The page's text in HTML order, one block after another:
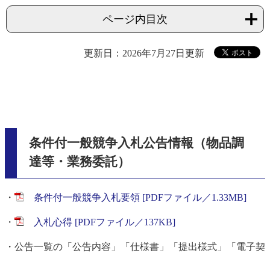
ページ内目次
更新日：2026年7月27日更新
条件付一般競争入札公告情報（物品調
達等・業務委託）
・ 条件付一般競争入札要領 [PDFファイル／1.33MB]
・ 入札心得 [PDFファイル／137KB]
・公告一覧の「公告内容」「仕様書」「提出様式」「電子契